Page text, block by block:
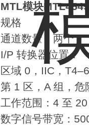
MTL模块
规格
通道数量：两个
I/P 转换器位置：
区域 0，IIC，
第 1 区，A 组，危
工作范围：4 至
数字信号带宽：